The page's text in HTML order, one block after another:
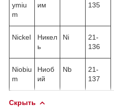
ymiu
m
им
135
Nickel
Никел
ь
Ni
21-
136
Niobiu
m
Ниоб
ий
Nb
21-
137
Скрыть